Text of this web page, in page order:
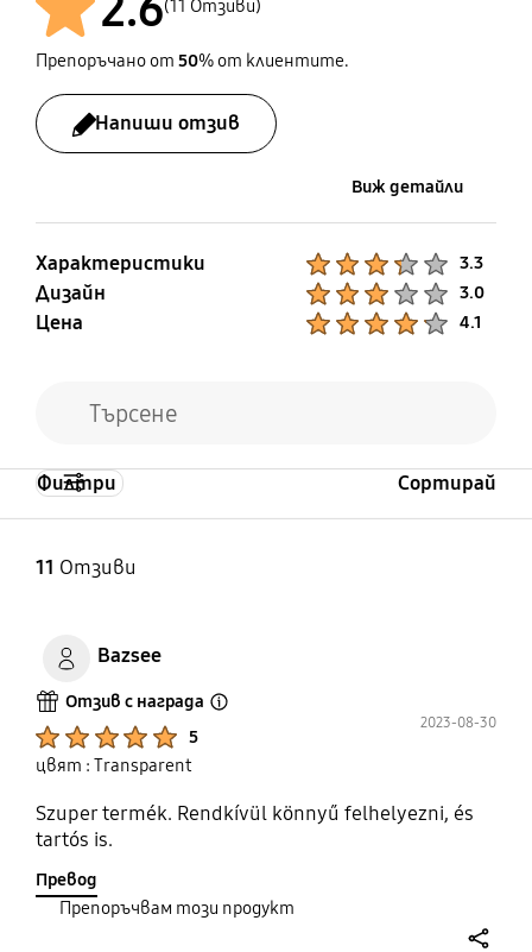
(11 Отзиви)
Препоръчано от 50% от клиентите.
Напиши отзив
Виж детайли
Характеристики 3.3
Дизайн 3.0
Цена 4.1
11 Отзиви
Филтри Сортирай
Bazsee
Отзив с награда
5
2023-08-30
цвят : Transparent
Szuper termék. Rendkívül könnyű felhelyezni, és
tartós is.
Превод
Препоръчвам този продукт